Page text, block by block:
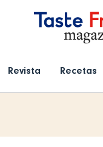
Revista Recetas